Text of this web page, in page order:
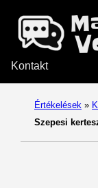
Kontakt
Értékelések »
Szepesi